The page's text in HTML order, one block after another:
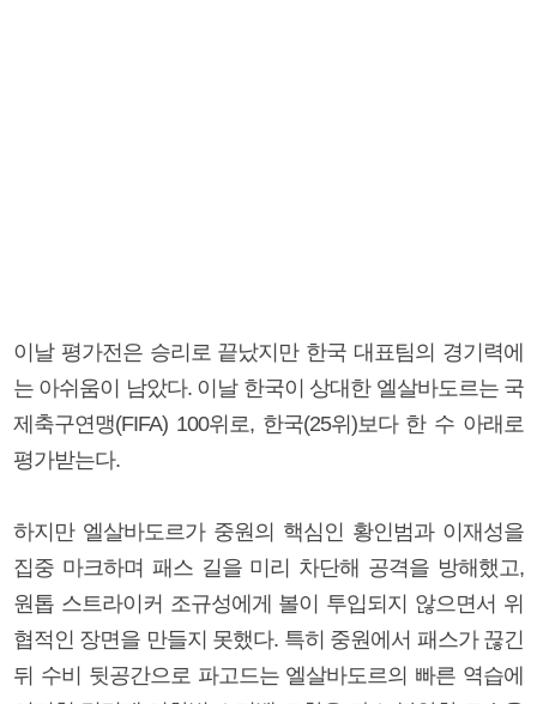
이날 평가전은 승리로 끝났지만 한국 대표팀의 경기력에
는 아쉬움이 남았다. 이날 한국이 상대한 엘살바도르는 국
제축구연맹(FIFA) 100위로, 한국(25위)보다 한 수 아래로
평가받는다.
하지만 엘살바도르가 중원의 핵심인 황인범과 이재성을
집중 마크하며 패스 길을 미리 차단해 공격을 방해했고,
원톱 스트라이커 조규성에게 볼이 투입되지 않으면서 위
협적인 장면을 만들지 못했다. 특히 중원에서 패스가 끊긴
뒤 수비 뒷공간으로 파고드는 엘살바도르의 빠른 역습에